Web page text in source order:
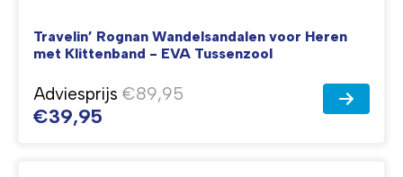
Travelin’ Rognan Wandelsandalen voor Heren
met Klittenband - EVA Tussenzool
Adviesprijs €89,95
€39,95